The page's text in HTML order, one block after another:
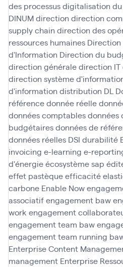
des processusdigitalisation
DINUMdirection direction
supply chain direction des
ressources humaines Direction
d'Information Direction du
direction généraledirection IT
direction système
d'information distribution DL
référencedonnée réelle
données comptablesdonnées
budgétairesdonnées de
données réelles DSI durabilité
invoicing e-learning e-
d'énergieécosystème sap
effet pastèqueefficacité
carbone Enable Now
associatifengagement baw
work engagement
engagement team baw
engagement team running
Enterprise Content
management Enterprise